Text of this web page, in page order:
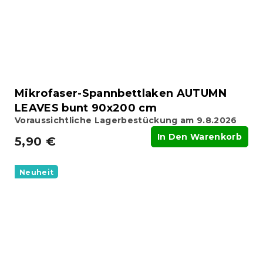
Mikrofaser-Spannbettlaken AUTUMN
LEAVES bunt 90x200 cm
Voraussichtliche Lagerbestückung am 9.8.2026
5,90 € In Den Warenkorb
Neuheit